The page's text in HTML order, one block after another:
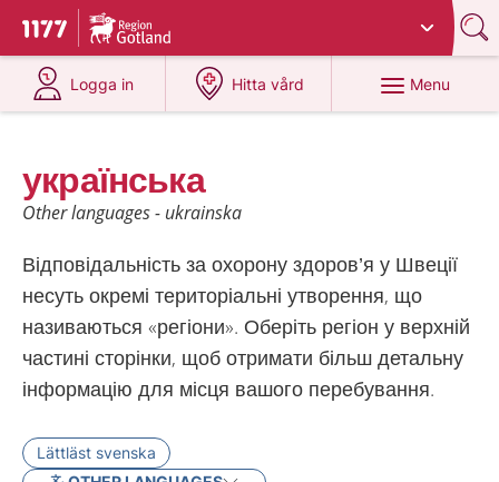
To start page for 1177
Du har valt region
Logga in
at 1177.se
Hitta vård
at 1177.se
Menu
українська
Other languages - ukrainska
Відповідальність за охорону здоров’я у Швеції
несуть окремі територіальні утворення, що
називаються «регіони». Оберіть регіон у верхній
частині сторінки, щоб отримати більш детальну
інформацію для місця вашого перебування.
Lättläst svenska